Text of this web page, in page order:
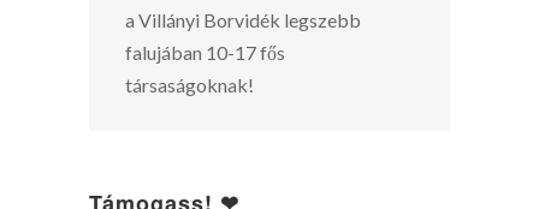
a Villányi Borvidék legszebb
falujában 10-17 fős
társaságoknak!